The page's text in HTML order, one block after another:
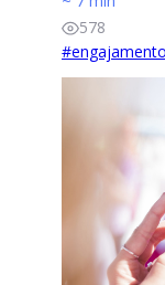
578
#engajamento